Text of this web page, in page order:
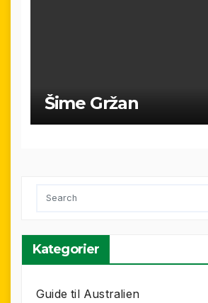
Šime Gržan
Kategorier
Guide til Australien